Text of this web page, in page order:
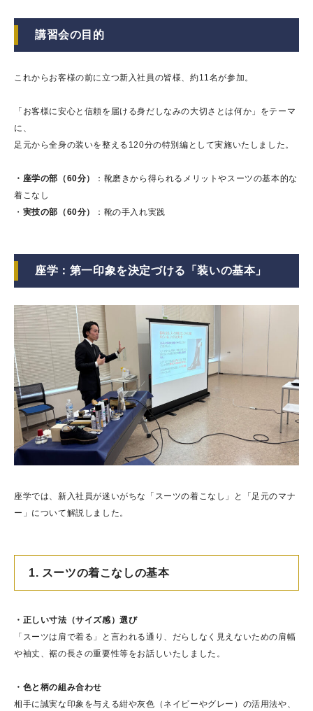
講習会の目的
これからお客様の前に立つ新入社員の皆様、約11名が参加。
「お客様に安心と信頼を届ける身だしなみの大切さとは何か」をテーマ
に、
足元から全身の装いを整える120分の特別編として実施いたしました。
・座学の部（60分）
：靴磨きから得られるメリットやスーツの基本的な
着こなし
・ 実技の部（60分） ：靴の手入れ実践
座学：第一印象を決定づける「装いの基本」
座学では、新入社員が迷いがちな「スーツの着こなし」と「足元のマナ
ー」について解説しました。
1. スーツの着こなしの基本
・正しい寸法（サイズ感）選び
「スーツは肩で着る」と言われる通り、だらしなく見えないための肩幅
や袖丈、裾の長さの重要性等をお話しいたしました。
・色と柄の組み合わせ
相手に誠実な印象を与える紺や灰色（ネイビーやグレー）の活用法や、